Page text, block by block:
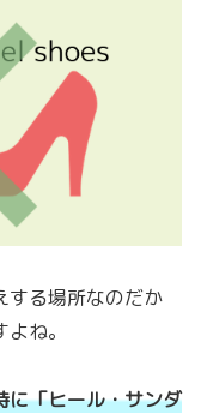
する場所なのだか
ね。
に「ヒール・サンダ